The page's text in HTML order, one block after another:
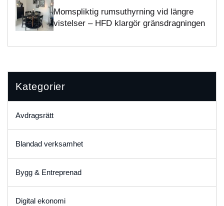
Momspliktig rumsuthyrning vid längre
vistelser – HFD klargör gränsdragningen
Kategorier
Avdragsrätt
Blandad verksamhet
Bygg & Entreprenad
Digital ekonomi